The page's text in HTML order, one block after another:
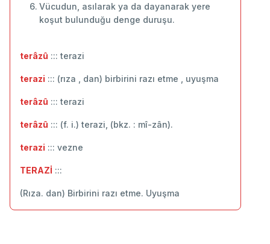
Vücudun, asılarak ya da dayanarak yere
koşut bulunduğu denge duruşu.
terâzû ::: terazi
terazi ::: (rıza , dan) birbirini razı etme , uyuşma
terâzû ::: ‬terazi
terâzû ::: (f. i.) terazi, (bkz. : mî-zân).
terazi ::: vezne
TERAZİ :::
(Rıza. dan) Birbirini razı etme. Uyuşma